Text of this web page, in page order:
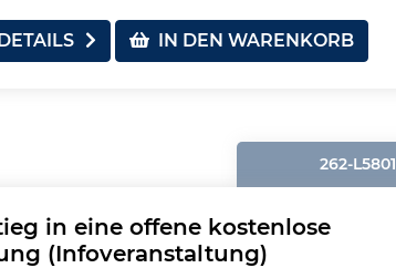
IN DEN WARENKORB
262-L5801
in eine offene kostenlose
(Infoveranstaltung)